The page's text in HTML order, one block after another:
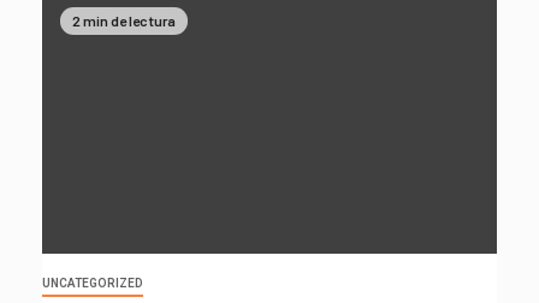
2 min de lectura
UNCATEGORIZED